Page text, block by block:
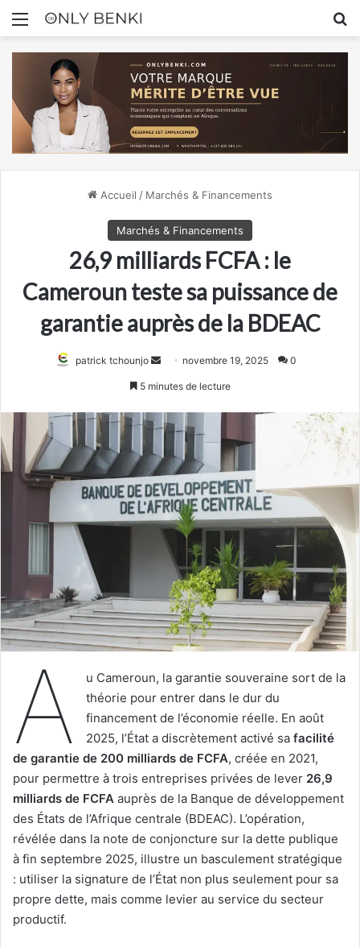
Menu
Accueil / Marchés & Financements
Marchés & Financements
26,9 milliards FCFA : le
Cameroun teste sa puissance de
garantie auprès de la BDEAC
patrick tchounjo
Envoyernovembre 19, 2025 0
5 minutes de lecture
A
u Cameroun, la garantie souveraine sort de la
théorie pour entrer dans le dur du
financement de l’économie réelle. En août
2025, l’État a discrètement activé sa facilité
de garantie de 200 milliards de FCFA, créée en 2021,
pour permettre à trois entreprises privées de lever 26,9
milliards de FCFA auprès de la Banque de développement
des États de l’Afrique centrale (BDEAC). L’opération,
révélée dans la note de conjoncture sur la dette publique
à fin septembre 2025, illustre un basculement stratégique
: utiliser la signature de l’État non plus seulement pour sa
propre dette, mais comme levier au service du secteur
productif.